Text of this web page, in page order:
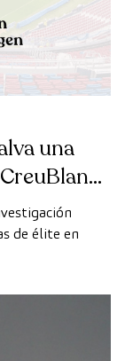
una
de élite en